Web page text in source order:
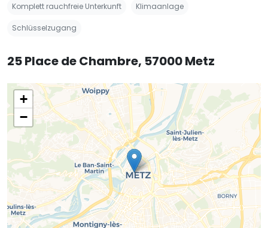
Komplett rauchfreie Unterkunft Klimaanlage
Schlüsselzugang
25 Place de Chambre, 57000 Metz
+
−